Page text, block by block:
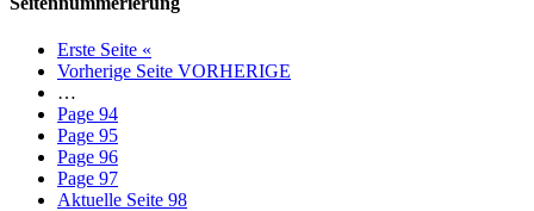
Erste Seite «
Vorherige Seite VORHERIGE
…
Page 94
Page 95
Page 96
Page 97
Aktuelle Seite 98